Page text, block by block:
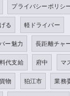
プライバシーポリシ
る 軽ドライバー
ー魅力 長距離チャ
代支給 府中 マ
物 狛江市 業務